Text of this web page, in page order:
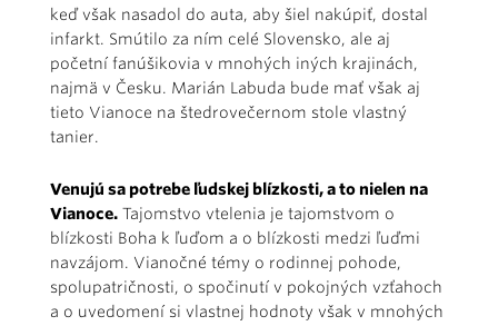
keď však nasadol do auta, aby šiel nakúpiť, dostal
infarkt. Smútilo za ním celé Slovensko, ale aj
početní fanúšikovia v mnohých iných krajinách,
najmä v Česku. Marián Labuda bude mať však aj
tieto Vianoce na štedrovečernom stole vlastný
tanier.
Venujú sa potrebe ľudskej blízkosti, a to nielen na
Vianoce. Tajomstvo vtelenia je tajomstvom o
blízkosti Boha k ľuďom a o blízkosti medzi ľuďmi
navzájom. Vianočné témy o rodinnej pohode,
spolupatričnosti, o spočinutí v pokojných vzťahoch
a o uvedomení si vlastnej hodnoty však v mnohých